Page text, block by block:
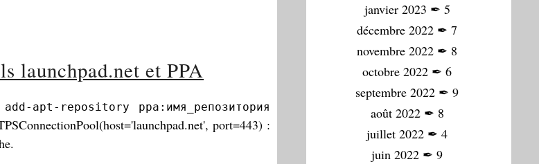
launchpad.net et PPA
apt-repository ppa:имя_репозитория
port=443) :
janvier 2023 ✒ 5
décembre 2022 ✒ 7
novembre 2022 ✒ 8
octobre 2022 ✒ 6
septembre 2022 ✒ 9
août 2022✒ 8
juillet 2022 ✒ 4
juin 2022 ✒ 9